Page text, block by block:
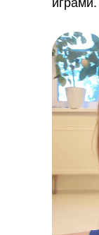
играми.